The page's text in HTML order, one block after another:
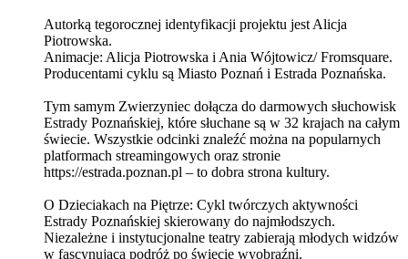
Autorką tegorocznej identyfikacji projektu jest Alicja
Piotrowska.
Animacje: Alicja Piotrowska i Ania Wójtowicz/ Fromsquare.
Producentami cyklu są Miasto Poznań i Estrada Poznańska.
Tym samym Zwierzyniec dołącza do darmowych słuchowisk
Estrady Poznańskiej, które słuchane są w 32 krajach na całym
świecie. Wszystkie odcinki znaleźć można na popularnych
platformach streamingowych oraz stronie
https://estrada.poznan.pl – to dobra strona kultury.
O Dzieciakach na Piętrze: Cykl twórczych aktywności
Estrady Poznańskiej skierowany do najmłodszych.
Niezależne i instytucjonalne teatry zabierają młodych widzów
w fascynującą podróż po świecie wyobraźni.